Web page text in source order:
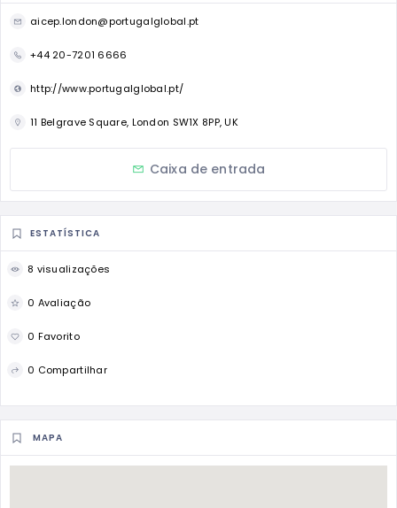
aicep.london@portugalglobal.pt
+44 20-7201 6666
http://www.portugalglobal.pt/
11 Belgrave Square, London SW1X 8PP, UK
Caixa de entrada
ESTATÍSTICA
8 visualizações
0 Avaliação
0 Favorito
0 Compartilhar
MAPA